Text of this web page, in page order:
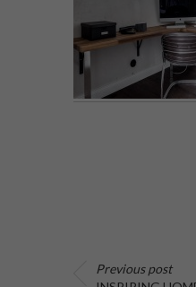
Previous post